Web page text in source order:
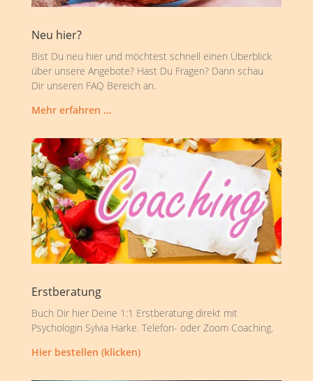
Neu hier?
Bist Du neu hier und möchtest schnell einen Überblick
über unsere Angebote? Hast Du Fragen? Dann schau
Dir unseren FAQ Bereich an.
Mehr erfahren …
Erstberatung
Buch Dir hier Deine 1:1 Erstberatung direkt mit
Psychologin Sylvia Harke. Telefon- oder Zoom Coaching.
Hier bestellen (klicken)